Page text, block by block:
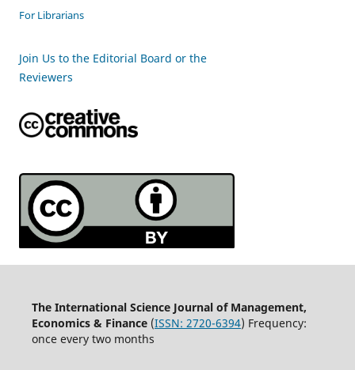
For Librarians
Join Us to the Editorial Board or the
Reviewers
The International Science Journal of Management,
Economics & Finance(ISSN: 2720-6394) Frequency:
once every two months